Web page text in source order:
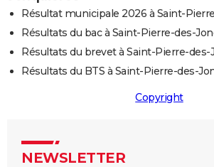
Résultat municipale 2026 à Saint-
Résultats du bac à Saint-Pierre-des-
Résultats du brevet à Saint-Pierre-des-
Résultats du BTS à Saint-Pierre-des-
Copyright
NEWSLETTER